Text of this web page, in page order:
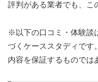
評判がある業者でも、こ
※以下の口コミ・体験談
づくケーススタディです
内容を保証するものでは